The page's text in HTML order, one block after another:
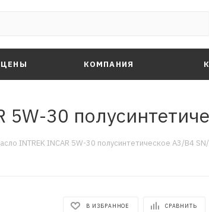
ЦЕНЫ КОМПАНИЯ
30
INTREK INCAR 5W-30 полусинтетическое A3/B4 SN/
В ИЗБРАННОЕ СРАВНИТЬ